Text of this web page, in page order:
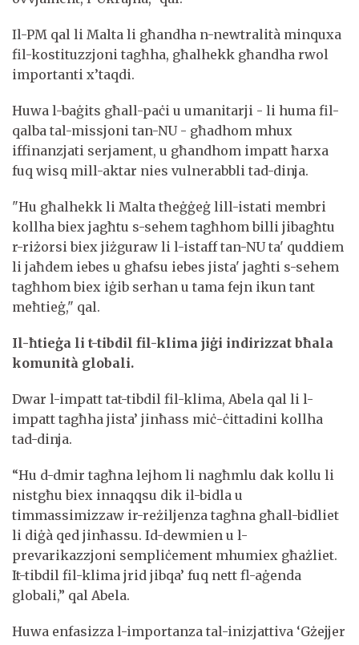
Il-PM qal li Malta li għandha n-newtralità minquxa
fil-kostituzzjoni tagħha, għalhekk għandha rwol
importanti x’taqdi.
Huwa l-baġits għall-paċi u umanitarji - li huma fil-
qalba tal-missjoni tan-NU - għadhom mhux
iffinanzjati serjament, u għandhom impatt ħarxa
fuq wisq mill-aktar nies vulnerabbli tad-dinja.
"Hu għalhekk li Malta tħeġġeġ lill-istati membri
kollha biex jagħtu s-sehem tagħhom billi jibagħtu
r-riżorsi biex jiżguraw li l-istaff tan-NU ta' quddiem
li jaħdem iebes u għafsu iebes jista' jagħti s-sehem
tagħhom biex iġib serħan u tama fejn ikun tant
meħtieġ," qal.
Il-ħtieġa li t-tibdil fil-klima jiġi indirizzat bħala
komunità globali.
Dwar l-impatt tat-tibdil fil-klima, Abela qal li l-
impatt tagħha jista’ jinħass miċ-ċittadini kollha
tad-dinja.
“Hu d-dmir tagħna lejhom li nagħmlu dak kollu li
nistgħu biex innaqqsu dik il-bidla u
timmassimizzaw ir-reżiljenza tagħna għall-bidliet
li diġà qed jinħassu. Id-dewmien u l-
prevarikazzjoni sempliċement mhumiex għażliet.
It-tibdil fil-klima jrid jibqa’ fuq nett fl-aġenda
globali,” qal Abela.
Huwa enfasizza l-importanza tal-inizjattiva ‘Gżejjer